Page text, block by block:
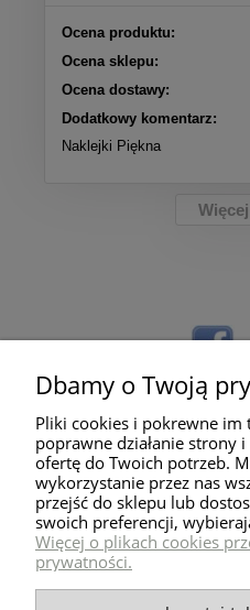
Ocena produktu:
Ocena sklepu:
Ocena dostawy:
Dodatkowy komentarz:
Naklejki Piękna
Dbamy o Twoją
Pliki cookies i pokrewne
poprawne działanie strony
ofertę do Twoich potrzeb.
wykorzystanie przez nas
przejść do sklepu lub
swoich preferencji,
Więcej o plikach cookies
prywatności.